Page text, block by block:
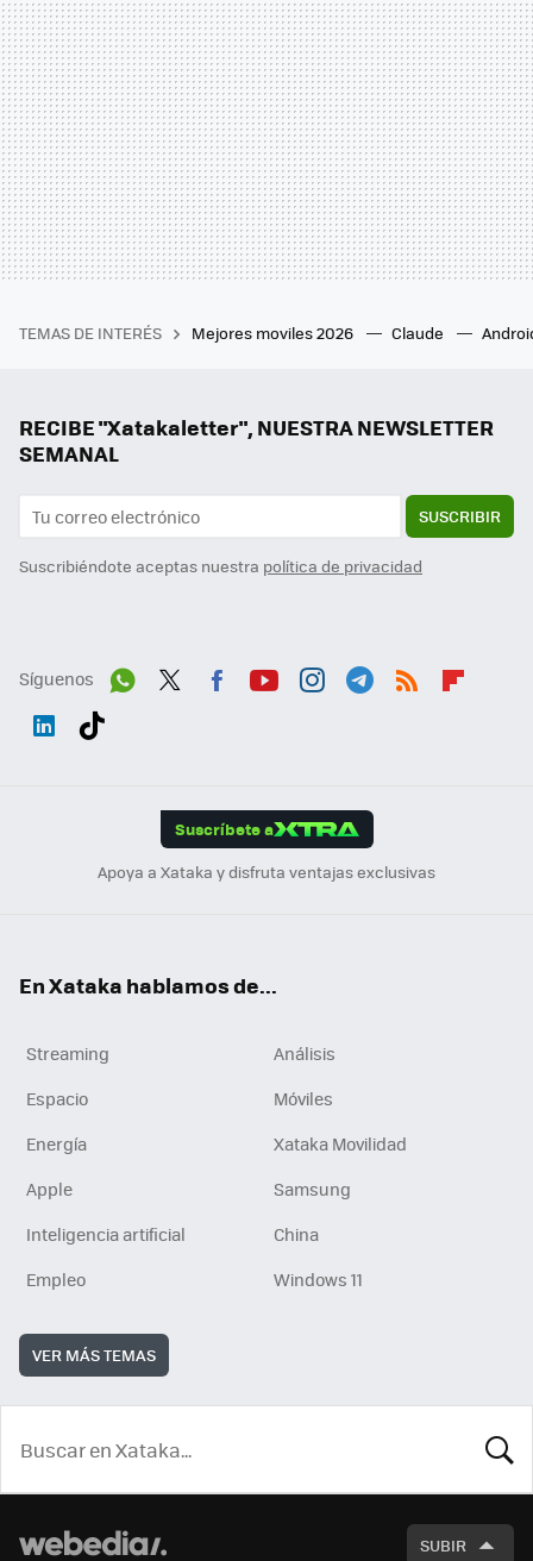
TEMAS DE INTERÉS Mejores moviles 2026 Claude
RECIBE "Xatakaletter", NUESTRA NEWSLETTER
SEMANAL
SUSCRIBIR
Suscribiéndote aceptas nuestra política de privacidad
Síguenos
Suscríbete a
Apoya a Xataka y disfruta ventajas exclusivas
En Xataka hablamos de...
Streaming
Análisis
Espacio
Móviles
Energía
Xataka Movilidad
Apple
Samsung
Inteligencia artificial
China
Empleo
Windows 11
VER MÁS TEMAS
SUBIR